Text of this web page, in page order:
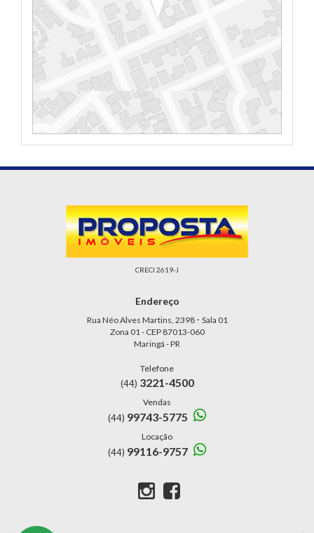
CRECI 2619-J
Endereço
Rua Néo Alves Martins, 2398 - Sala 01
Zona 01 - CEP 87013-060
Maringá - PR
Telefone
(44) 3221-4500
Vendas
(44) 99743-5775
Locação
(44) 99116-9757